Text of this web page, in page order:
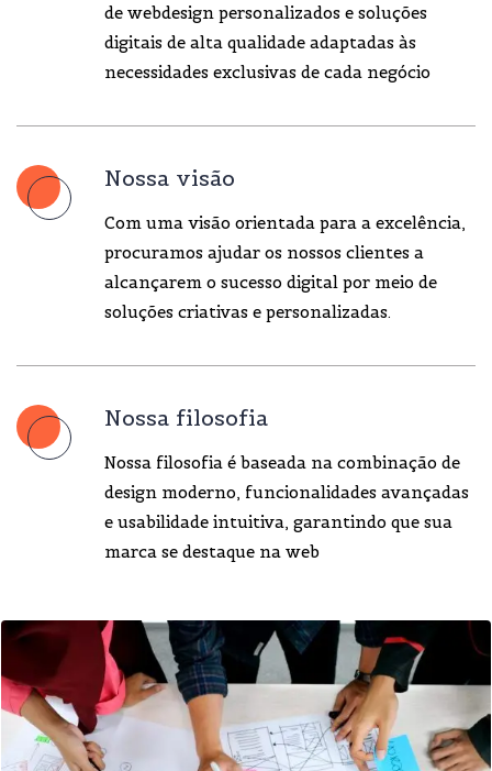
de webdesign personalizados e soluções
digitais de alta qualidade adaptadas às
necessidades exclusivas de cada negócio
Nossa visão
Com uma visão orientada para a excelência,
procuramos ajudar os nossos clientes a
alcançarem o sucesso digital por meio de
soluções criativas e personalizadas.
Nossa filosofia
Nossa filosofia é baseada na combinação de
design moderno, funcionalidades avançadas
e usabilidade intuitiva, garantindo que sua
marca se destaque na web